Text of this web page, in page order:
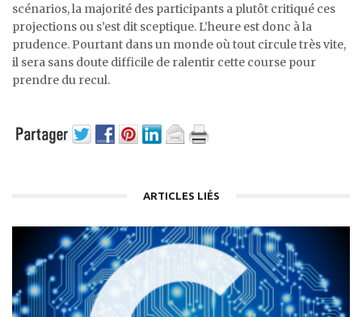
scénarios, la majorité des participants a plutôt critiqué ces
projections ou s’est dit sceptique. L’heure est donc à la
prudence. Pourtant dans un monde où tout circule très vite,
il sera sans doute difficile de ralentir cette course pour
prendre du recul.
ARTICLES LIÉS